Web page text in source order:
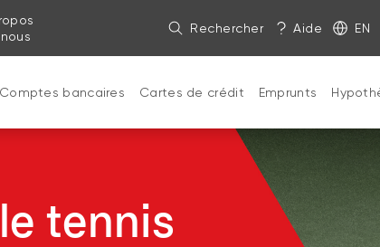
Rechercher Aide EN
Comptes bancaires Cartes de crédit Emprunts
tennis